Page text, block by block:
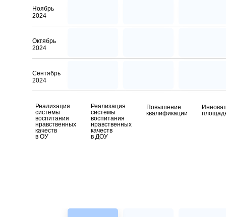
Сентябрь
2024
Октябрь
2024
Ноябрь
2024
Повышение
квалификации
Реализация
системы
воспитания
нравственных
качеств
в ДОУ
Реализация
системы
воспитания
нравственных
качеств
в ОУ